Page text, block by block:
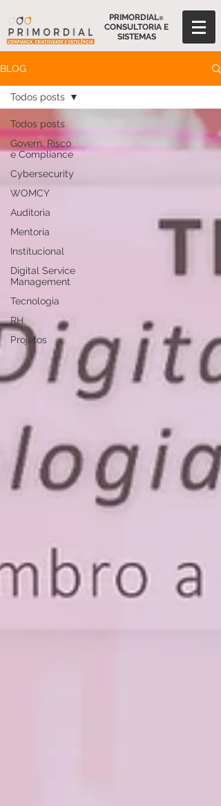
PRIMORDIAL®
CONSULTORIA E
SISTEMAS
BLOG
Todos posts
Govern. Risco
e Compliance
Cybersecurity
WOMCY
Auditoria
Mentoria
Institucional
Digital Service
Management
Tecnologia
RH
Projetos
Todos posts